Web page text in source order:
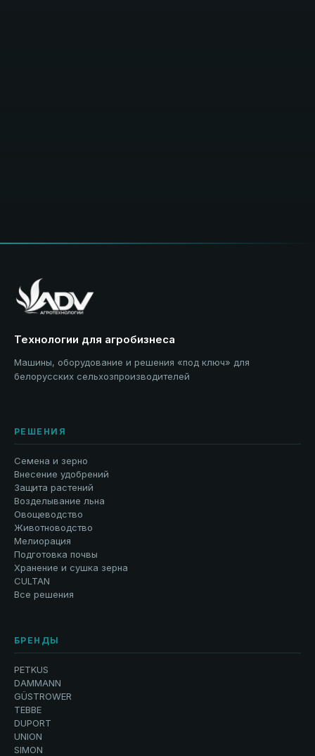
Технологии для агробизнеса
Машины, оборудование и решения «под ключ» для
белорусских сельхозпроизводителей
РЕШЕНИЯ
Семена и зерно
Внесение удобрений
Защита растений
Возделывание льна
Овощеводство
Животноводство
Мелиорация
Подготовка почвы
Хранение и сушка зерна
CULTAN
Все решения
БРЕНДЫ
PETKUS
DAMMANN
GÜSTROWER
TEBBE
DUPORT
UNION
SIMON